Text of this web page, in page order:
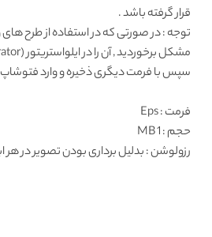
قرار گرفته باشد .
توجه : در صورتی که در استفاده از طرح
سپس با فرمت دیگری ذخیره و وارد فتوشاپ
فرمت: Eps
حجم : 1 MB
رزولوشن: بدلیل برداری بودن تصویر در هر